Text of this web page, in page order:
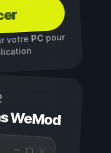
votre PCpour
WeMod